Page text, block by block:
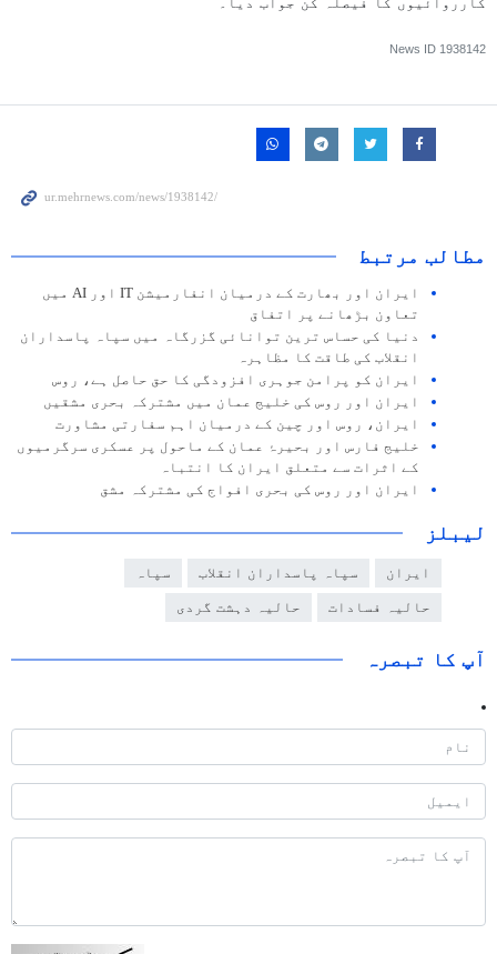
News ID 1938142
مطالب مرتبط
ایران اور بھارت کے درمیان انفارمیشن IT اور AI میں
تعاون بڑھانے پر اتفاق
دنیا کی حساس ترین توانائی گزرگاہ میں سپاہ پاسداران
انقلاب کی طاقت کا مظاہرہ
ایران کو پرامن جوہری افزودگی کا حق حاصل ہے، روس
ایران اور روس کی خلیج عمان میں مشترکہ بحری مشقیں
ایران، روس اور چین کے درمیان اہم سفارتی مشاورت
خلیج فارس اور بحیرۂ عمان کے ماحول پر عسکری سرگرمیوں
کے اثرات سے متعلق ایران کا انتباہ
ایران اور روس کی بحری افواج کی مشترکہ مشق
لیبلز
ایران سپاہ پاسداران انقلاب سپاہ
حالیہ فسادات حالیہ دہشت گردی
آپ کا تبصرہ